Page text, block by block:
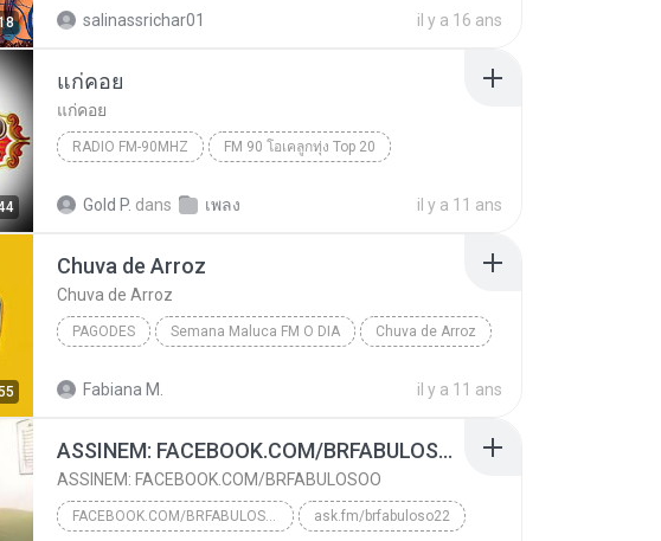
salinassrichar01 il y a 16 ans
แก่คอย
แก่คอย
RADIO FM-90MHZ FM 90 โอเคลูกทุ่ง Top 20
Gold P. dans เพลง il y a 11 ans
Chuva de Arroz
Chuva de Arroz
PAGODES Semana Maluca FM O DIA Chuva de Arroz
Fabiana M. il y a 11 ans
ASSINEM: FACEBOOK.COM/BRFABULOSOO
ASSINEM: FACEBOOK.COM/BRFABULOSOO
FACEBOOK.COM/BRFABULOSOO ask.fm/brfabuloso22